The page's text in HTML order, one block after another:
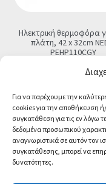
Για να παρέχουμε την
cookies για την αποθήκευση
συγκατάθεση για τις εν λόγω
δεδομένα προσωπικού
αναγνωριστικά σε αυτόν τον
συγκατάθεσης, μπορεί να
δυνατότητες.
Ηλεκτρική θερμοφόρα
πλάτη, 42 x 32cm
PEHP110CGY
Τελική τιμή
Προσθήκη στο
© CA-MICROLAND